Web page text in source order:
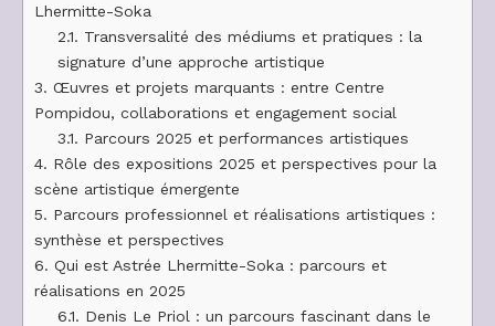
Lhermitte-Soka
2.1. Transversalité des médiums et pratiques : la
signature d’une approche artistique
3. Œuvres et projets marquants : entre Centre
Pompidou, collaborations et engagement social
3.1. Parcours 2025 et performances artistiques
4. Rôle des expositions 2025 et perspectives pour la
scène artistique émergente
5. Parcours professionnel et réalisations artistiques :
synthèse et perspectives
6. Qui est Astrée Lhermitte-Soka : parcours et
réalisations en 2025
6.1. Denis Le Priol : un parcours fascinant dans le